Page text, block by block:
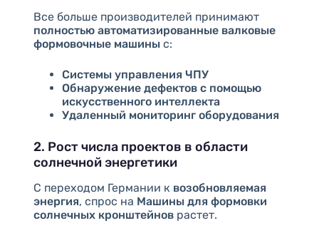
Все больше производителей принимают
полностью автоматизированные валковые
формовочные машиныс:
Системы управления ЧПУ
Обнаружение дефектов с помощью
искусственного интеллекта
Удаленный мониторинг оборудования
2. Рост числа проектов в области
солнечной энергетики
С переходом Германии к возобновляемая
энергия, спрос на Машины для формовки
солнечных кронштейноврастет.